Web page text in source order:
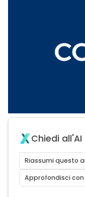
Chiedi all'AI
Riassumi questo
Approfondisci